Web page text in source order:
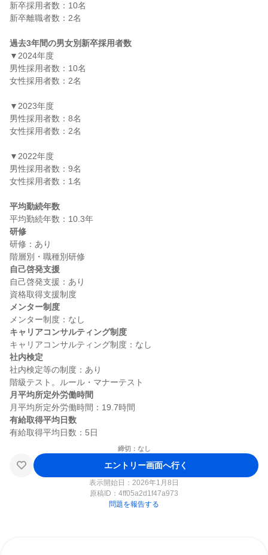
新卒採用者数：10名
新卒離職者数：2名
過去3年間の男女別新卒採用者数
▼2024年度
男性採用者数：10名
女性採用者数：2名
▼2023年度
男性採用者数：8名
女性採用者数：2名
▼2022年度
男性採用者数：9名
女性採用者数：1名
平均勤続年数
研修
研修：あり
自己啓発支援
自己啓発支援：あり
メンター制度
キャリアコンサルティング制度
社内検定
社内検定等の制度：あり
月平均所定外労働時間
有給取得平均日数
締切：なし
エントリー画面へ行く
表示開始日：2026年1月8日
原稿ID： 4ff05a2d1f47a973
問題を報告する